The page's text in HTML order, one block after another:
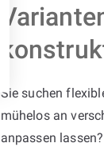
Sie suchen
mühelos an
anpassen lassen?